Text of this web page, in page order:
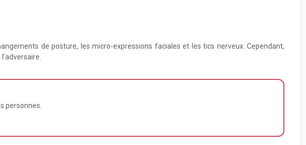
de posture, les micro-expressions faciales et les tics nerveux. Cependant,
personnes.